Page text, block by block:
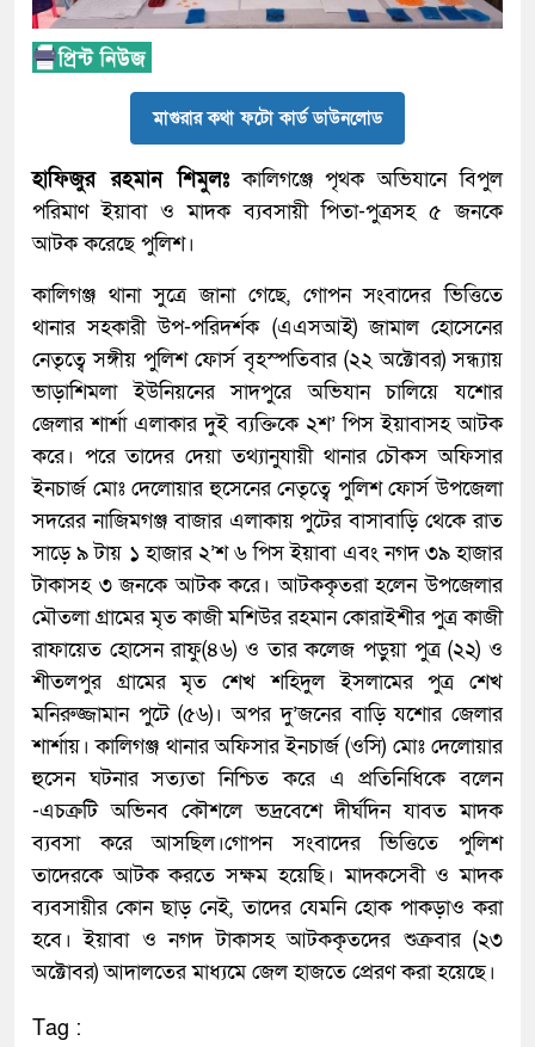
মাগুরার কথা ফটো কার্ড ডাউনলোড
হাফিজুর রহমান শিমুলঃকালিগঞ্জে পৃথক অভিযানে বিপুল
পরিমাণ ইয়াবা ও মাদক ব্যবসায়ী পিতা-পুত্রসহ ৫ জনকে
আটক করেছে পুলিশ।
কালিগঞ্জ থানা সুত্রে জানা গেছে, গোপন সংবাদের ভিত্তিতে
থানার সহকারী উপ-পরিদর্শক (এএসআই) জামাল হোসেনের
নেতৃত্বে সঙ্গীয় পুলিশ ফোর্স বৃহস্পতিবার (২২ অক্টোবর) সন্ধ্যায়
ভাড়াশিমলা ইউনিয়নের সাদপুরে অভিযান চালিয়ে যশোর
জেলার শার্শা এলাকার দুই ব্যক্তিকে ২শ’ পিস ইয়াবাসহ আটক
করে। পরে তাদের দেয়া তথ্যানুযায়ী থানার চৌকস অফিসার
ইনচার্জ মোঃ দেলোয়ার হুসেনের নেতৃত্বে পুলিশ ফোর্স উপজেলা
সদরের নাজিমগঞ্জ বাজার এলাকায় পুটের বাসাবাড়ি থেকে রাত
সাড়ে ৯ টায় ১ হাজার ২’শ ৬ পিস ইয়াবা এবং নগদ ৩৯ হাজার
টাকাসহ ৩ জনকে আটক করে। আটককৃতরা হলেন উপজেলার
মৌতলা গ্রামের মৃত কাজী মশিউর রহমান কোরাইশীর পুত্র কাজী
রাফায়েত হোসেন রাফু(৪৬) ও তার কলেজ পড়ুয়া পুত্র (২২) ও
শীতলপুর গ্রামের মৃত শেখ শহিদুল ইসলামের পুত্র শেখ
মনিরুজ্জামান পুটে (৫৬)। অপর দু’জনের বাড়ি যশোর জেলার
শার্শায়। কালিগঞ্জ থানার অফিসার ইনচার্জ (ওসি) মোঃ দেলোয়ার
হুসেন ঘটনার সত্যতা নিশ্চিত করে এ প্রতিনিধিকে বলেন
-এচক্রটি অভিনব কৌশলে ভদ্রবেশে দীর্ঘদিন যাবত মাদক
ব্যবসা করে আসছিল।গোপন সংবাদের ভিত্তিতে পুলিশ
তাদেরকে আটক করতে সক্ষম হয়েছি। মাদকসেবী ও মাদক
ব্যবসায়ীর কোন ছাড় নেই, তাদের যেমনি হোক পাকড়াও করা
হবে। ইয়াবা ও নগদ টাকাসহ আটককৃতদের শুক্রবার (২৩
অক্টোবর) আদালতের মাধ্যমে জেল হাজতে প্রেরণ করা হয়েছে।
Tag :